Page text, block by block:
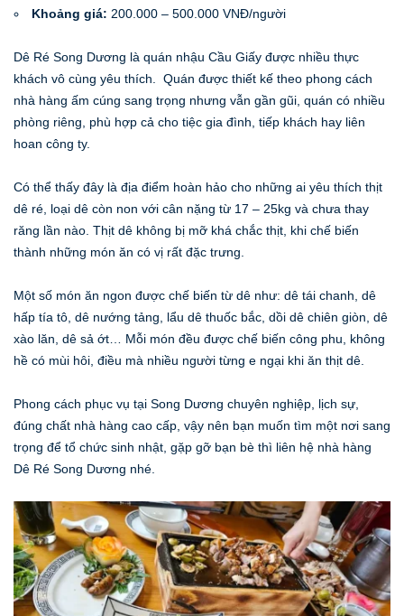
Khoảng giá: 200.000 – 500.000 VNĐ/người
Dê Ré Song Dương là quán nhậu Cầu Giấy được nhiều thực
khách vô cùng yêu thích. Quán được thiết kế theo phong cách
nhà hàng ấm cúng sang trọng nhưng vẫn gần gũi, quán có nhiều
phòng riêng, phù hợp cả cho tiệc gia đình, tiếp khách hay liên
hoan công ty.
Có thể thấy đây là địa điểm hoàn hảo cho những ai yêu thích thịt
dê ré, loại dê còn non với cân nặng từ 17 – 25kg và chưa thay
răng lần nào. Thịt dê không bị mỡ khá chắc thịt, khi chế biến
thành những món ăn có vị rất đặc trưng.
Một số món ăn ngon được chế biến từ dê như: dê tái chanh, dê
hấp tía tô, dê nướng tảng, lẩu dê thuốc bắc, dồi dê chiên giòn, dê
xào lăn, dê sả ớt… Mỗi món đều được chế biến công phu, không
hề có mùi hôi, điều mà nhiều người từng e ngại khi ăn thịt dê.
Phong cách phục vụ tại Song Dương chuyên nghiệp, lịch sự,
đúng chất nhà hàng cao cấp, vậy nên bạn muốn tìm một nơi sang
trọng để tổ chức sinh nhật, gặp gỡ bạn bè thì liên hệ nhà hàng
Dê Ré Song Dương nhé.